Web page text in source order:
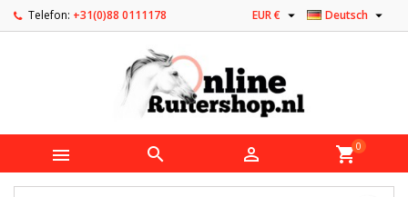
Telefon: +31(0)88 0111178 Deutsch 
EUR € 
   shopping_cart0